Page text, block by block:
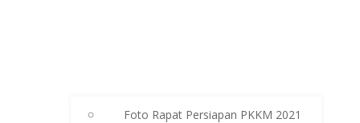
Foto Rapat Persiapan PKKM 2021